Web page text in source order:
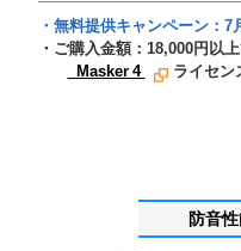
・無料提供キャンペーン： 7
・ご購入金額： 18,000円以
Masker 4
ライセン
防音性